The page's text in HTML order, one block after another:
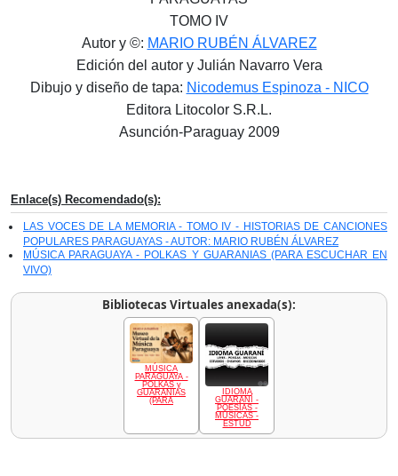
TOMO IV
Autor y ©: MARIO RUBÉN ÁLVAREZ
Edición del autor y Julián Navarro Vera
Dibujo y diseño de tapa: Nicodemus Espinoza - NICO
Editora Litocolor S.R.L.
Asunción-Paraguay 2009
Enlace(s) Recomendado(s):
LAS VOCES DE LA MEMORIA - TOMO IV - HISTORIAS DE CANCIONES
POPULARES PARAGUAYAS - AUTOR: MARIO RUBÉN ÁLVAREZ
MÚSICA PARAGUAYA - POLKAS Y GUARANIAS (PARA ESCUCHAR EN
VIVO)
Bibliotecas Virtuales anexada(s):
MÚSICA
PARAGUAYA -
POLKAS y
GUARANIAS
(PARA
IDIOMA
GUARANÍ -
POESÍAS -
MÚSICAS -
ESTUD